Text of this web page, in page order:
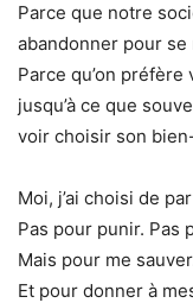
Parce que notre
abandonner pour
Parce qu’on
jusqu’à ce que
voir choisir son
Moi, j’ai choisi de
Pas pour punir. Pas
Mais pour me
Et pour donner à